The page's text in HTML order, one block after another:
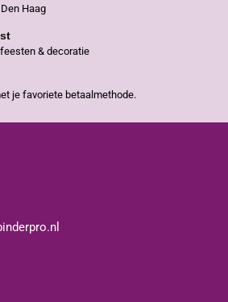
Haag
& decoratie
je favoriete betaalmethode.